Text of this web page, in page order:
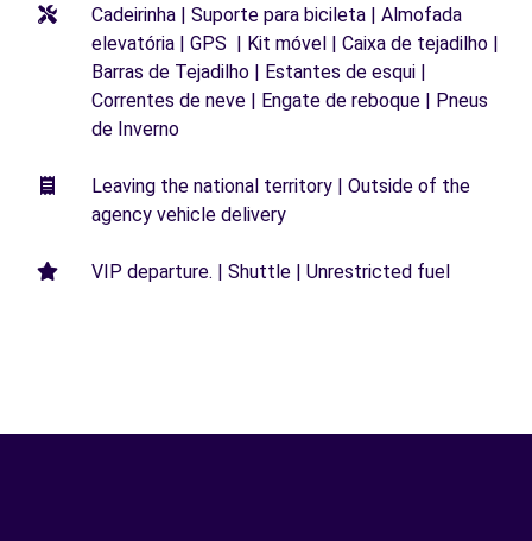
Cadeirinha | Suporte para bicileta | Almofada
elevatória | GPS | Kit móvel | Caixa de tejadilho |
Barras de Tejadilho | Estantes de esqui |
Correntes de neve | Engate de reboque | Pneus
de Inverno
Leaving the national territory | Outside of the
agency vehicle delivery
VIP departure. | Shuttle | Unrestricted fuel